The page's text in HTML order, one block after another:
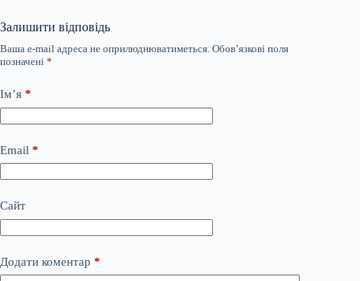
Залишити відповідь
Ваша e-mail адреса не оприлюднюватиметься. Обов’язкові поля
позначені *
Ім’я *
Email *
Сайт
Додати коментар *